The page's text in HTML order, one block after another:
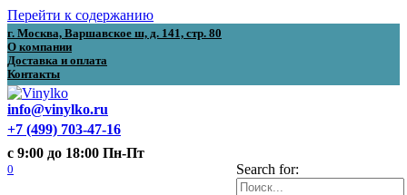
Перейти к содержанию
г. Москва, Варшавское ш, д. 141, стр. 80
О компании
Доставка и оплата
Контакты
info@vinylko.ru
+7 (499) 703-47-16
с 9:00 до 18:00 Пн-Пт
Search for:
0